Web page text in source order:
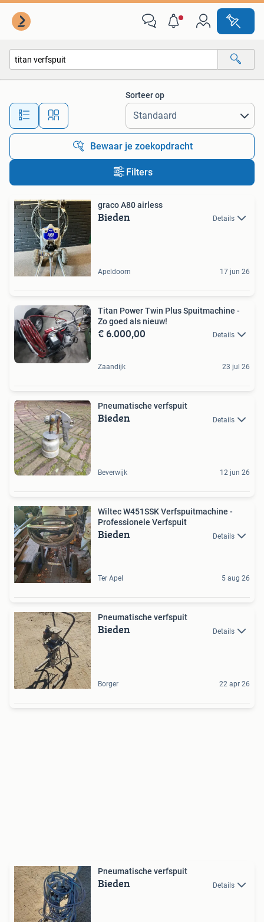
Alle afstanden…
Sorteer op
Bewaar je zoekopdracht
Filters
graco A80 airless
Bieden Details
Apeldoorn 17 jun 26
Titan Power Twin Plus Spuitmachine -
Zo goed als nieuw!
€ 6.000,00 Details
Zaandijk 23 jul 26
Pneumatische verfspuit
Bieden Details
Beverwijk 12 jun 26
Wiltec W451SSK Verfspuitmachine -
Professionele Verfspuit
Bieden Details
Ter Apel 5 aug 26
Pneumatische verfspuit
Bieden Details
Borger 22 apr 26
Pneumatische verfspuit
Bieden Details